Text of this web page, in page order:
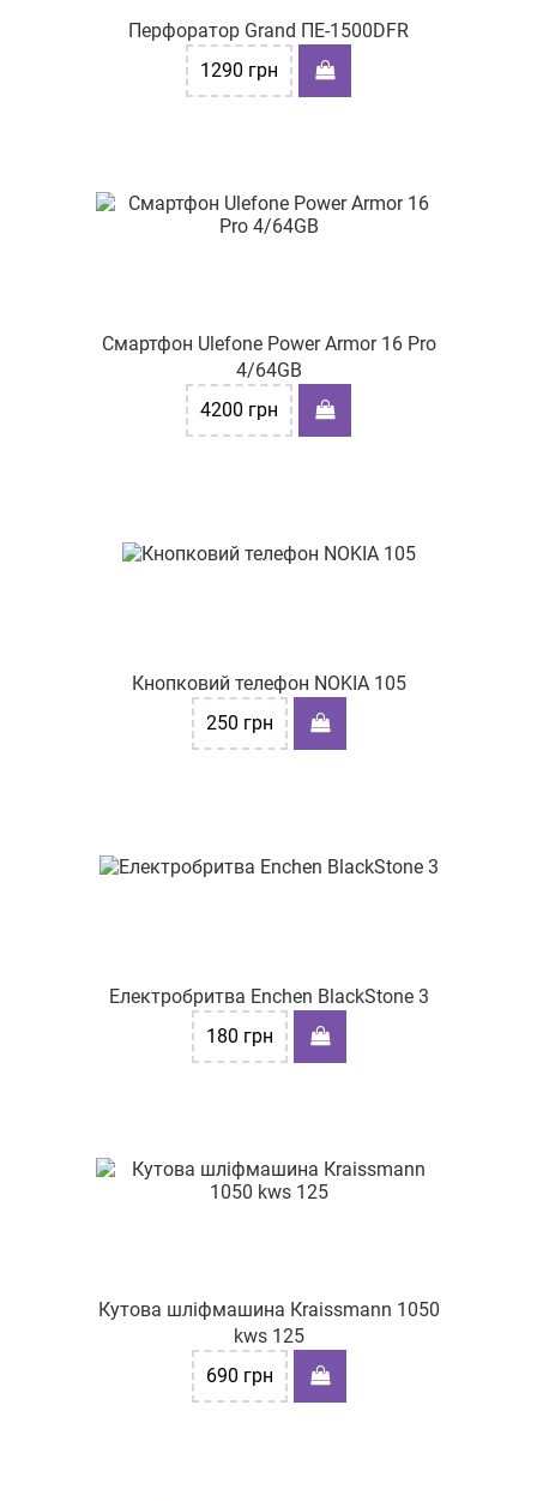
Перфоратор Grand ПЕ-1500DFR
1290 грн
Смартфон Ulefone Power Armor 16 Pro
4/64GB
4200 грн
Кнопковий телефон NOKIA 105
250 грн
Електробритва Enchen BlackStone 3
180 грн
Кутова шліфмашина Кraissmann 1050
kws 125
690 грн